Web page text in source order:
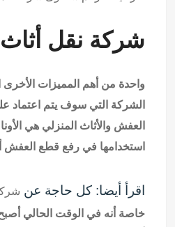
شركة نقل أثاث
واحدة من أهم المميزات
الشركة التي سوف يتم اعتماد
العفش والأثاث المنزلي هي
استخدامها في رفع قطع العفش
اقرأ أيضا: كل حاجة عن
خاصة أنه في الوقت الحالي